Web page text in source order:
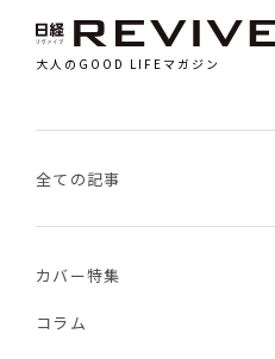
大人のGOOD LIFEマガジン
全ての記事
カバー特集
コラム